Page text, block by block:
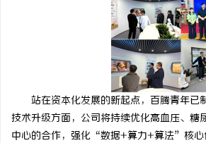
站在资本化发展的新起点，百腾青年已
技术升级方面，公司将持续优化高血压、
中心的合作，强化“数据+算力+算法”核心